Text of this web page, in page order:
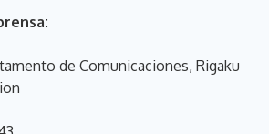
de Comunicaciones, Rigaku